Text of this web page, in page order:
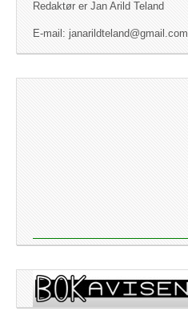
Redaktør er Jan Arild Teland
E-mail: janarildteland@gmail.com